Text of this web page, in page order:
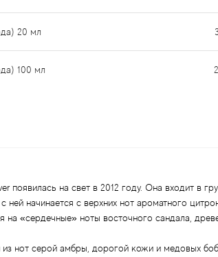
20 мл
100 мл
на свет в 2012 году. Она входит в
начинается с верхних нот ароматного
«сердечные» ноты восточного сандала,
нот серой амбры, дорогой кожи и медовых